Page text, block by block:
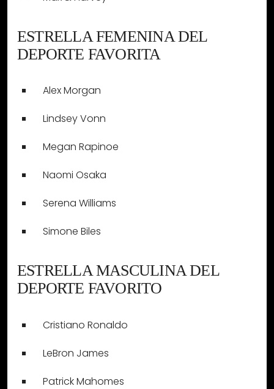
ESTRELLA FEMENINA DEL
DEPORTE FAVORITA
Alex Morgan
Lindsey Vonn
Megan Rapinoe
Naomi Osaka
Serena Williams
Simone Biles
ESTRELLA MASCULINA DEL
DEPORTE FAVORITO
Cristiano Ronaldo
LeBron James
Patrick Mahomes